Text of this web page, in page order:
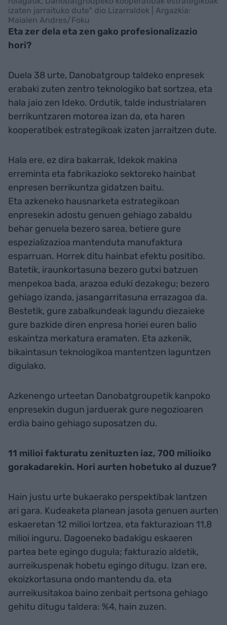
izaten jarraituko dute" dio Lizarraldek | Argazkia:
Maialen Andres/Foku
Eta zer dela eta zen gako profesionalizazio
hori?
Duela 38 urte, Danobatgroup taldeko enpresek
erabaki zuten zentro teknologiko bat sortzea, eta
hala jaio zen Ideko. Ordutik, talde industrialaren
berrikuntzaren motorea izan da, eta haren
kooperatibek estrategikoak izaten jarraitzen dute.
Hala ere, ez dira bakarrak, Idekok makina
erreminta eta fabrikazioko sektoreko hainbat
enpresen berrikuntza gidatzen baitu.
Eta azkeneko hausnarketa estrategikoan
enpresekin adostu genuen gehiago zabaldu
behar genuela bezero sarea, betiere gure
espezializazioa mantenduta manufaktura
esparruan. Horrek ditu hainbat efektu positibo.
Batetik, iraunkortasuna bezero gutxi batzuen
menpekoa bada, arazoa eduki dezakegu; bezero
gehiago izanda, jasangarritasuna errazagoa da.
Bestetik, gure zabalkundeak lagundu diezaieke
gure bazkide diren enpresa horiei euren balio
eskaintza merkatura eramaten. Eta azkenik,
bikaintasun teknologikoa mantentzen laguntzen
digulako.
Azkenengo urteetan Danobatgroupetik kanpoko
enpresekin dugun jarduerak gure negozioaren
erdia baino gehiago suposatzen du.
11 milioi fakturatu zenituzten iaz, 700 milioiko
gorakadarekin. Hori aurten hobetuko al duzue?
Hain justu urte bukaerako perspektibak lantzen
ari gara. Kudeaketa planean jasota genuen aurten
eskaeretan 12 milioi lortzea, eta fakturazioan 11,8
milioi inguru. Dagoeneko badakigu eskaeren
partea bete egingo dugula; fakturazio aldetik,
aurreikuspenak hobetu egingo ditugu. Izan ere,
ekoizkortasuna ondo mantendu da, eta
aurreikusitakoa baino zenbait pertsona gehiago
gehitu ditugu taldera: %4, hain zuzen.